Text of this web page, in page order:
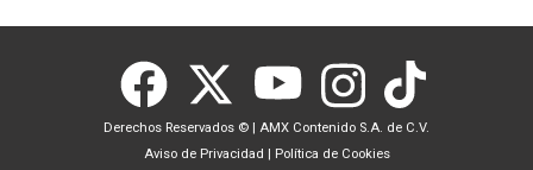
Derechos Reservados © | AMX Contenido S.A. de C.V.
Aviso de Privacidad | Política de Cookies